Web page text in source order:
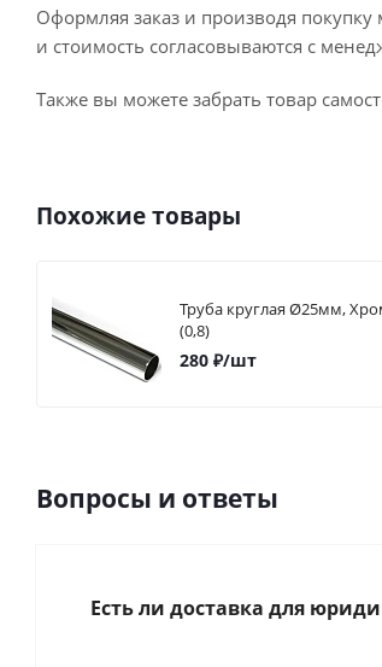
Оформляя заказ и производя
и стоимость согласовываются с
Также вы можете забрать товар
Похожие товары
Труба круглая Ø25мм,
(0,8)
280 ₽/шт
Вопросы и ответы
Есть ли доставка для